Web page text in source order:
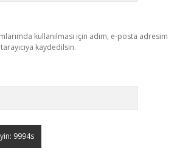
kullanılması için adım, e-posta adresim
kaydedilsin.